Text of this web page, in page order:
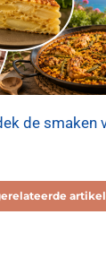
de smaken